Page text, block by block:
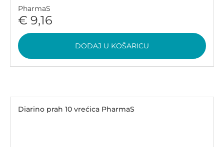
PharmaS
€ 9,16
DODAJ U KOŠARICU
Diarino prah 10 vrećica PharmaS